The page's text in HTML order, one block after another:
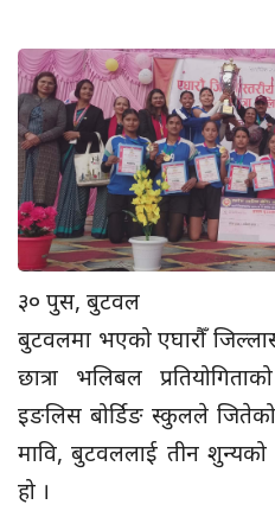
३० पुस, बुटवल
बुटवलमा भएको एघारौँ
छात्रा भलिबल
इङलिस बोर्डिङ स्कुलले
मावि, बुटवललाई तीन
हो ।